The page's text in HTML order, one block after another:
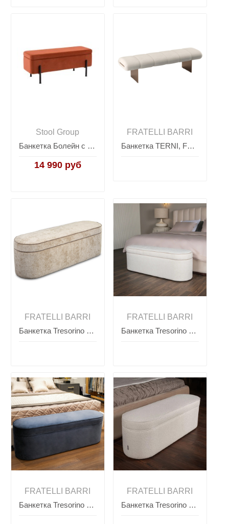
Stool Group
Банкетка Болейн с ящиком велюр терракотовый черные ножки
14 990 руб
FRATELLI BARRI
Банкетка TERNI, FRATELLI BARRI
FRATELLI BARRI
Банкетка Tresorino SELECTION, FRATELLI BARRI
FRATELLI BARRI
Банкетка Tresorino SELECTION, FRATELLI BARRI
FRATELLI BARRI
Банкетка Tresorino SELECTION, FRATELLI BARRI
FRATELLI BARRI
Банкетка Tresorino SELECTION, FRATELLI BARRI